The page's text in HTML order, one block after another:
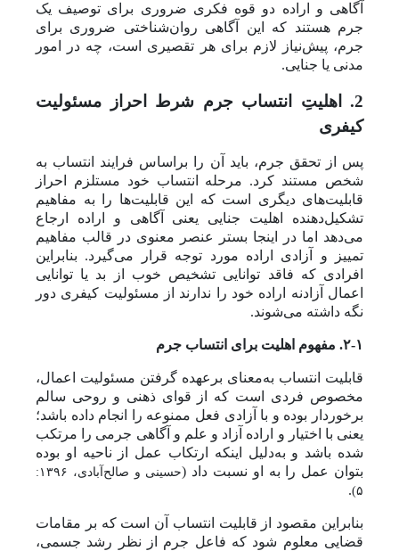
آگاهی و اراده دو قوه فکری ضروری برای توصیف یک
جرم هستند که این آگاهی روان‌شناختی ضروری برای
جرم، پیش‌نیاز لازم برای هر تقصیری است، چه در امور
مدنی یا جنایی.
2. اهلیتِ انتساب جرم شرط احراز مسئولیت
کیفری
پس از تحقق جرم، باید آن را براساس فرایند انتساب به
شخص مستند کرد. مرحله انتساب خود مستلزم احراز
قابلیت‌های دیگری است که این قابلیت‌ها را به مفاهیم
تشکیل‌دهنده اهلیت جنایی یعنی آگاهی و اراده ارجاع
می‌دهد اما در اینجا بستر عنصر معنوی در قالب مفاهیم
تمییز و آزادی اراده مورد توجه قرار ‌می‌گیرد. بنابراین
افرادی که فاقد توانایی تشخیص خوب از بد یا توانایی
اعمال آزادنه اراده خود را ندارند از مسئولیت کیفری دور
نگه داشته می‌شوند.
۲-۱. مفهوم اهلیت برای انتساب جرم
قابلیت انتساب به‌معنای برعهده گرفتن مسئولیت اعمال،
مخصوص فردی است که از قوای ذهنی و روحی سالم
برخوردار بوده و با آزادی فعل ممنوعه را انجام داده باشد؛
یعنی با اختیار و اراده آزاد و علم و آگاهی جرمی را مرتکب
شده باشد و به‌دلیل اینکه ارتکاب عمل از ناحیه او بوده
بتوان عمل را به او نسبت داد (
حسینی و صالح‌آبادی، ۱۳۹۶:
۵) .
بنابراین مقصود از قابلیت انتساب آن است که بر مقامات
قضایی معلوم شود که فاعل جرم از نظر رشد جسمی،